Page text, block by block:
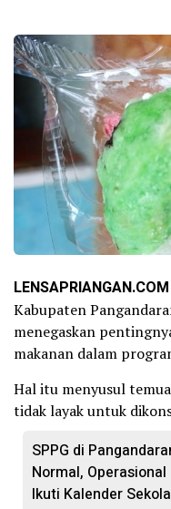
LENSAPRIANGAN.COM
Kabupaten
menegaskan
makanan dalam
Hal itu menyusul
tidak layak untuk
SPPG di
Normal,
Ikuti Kalender